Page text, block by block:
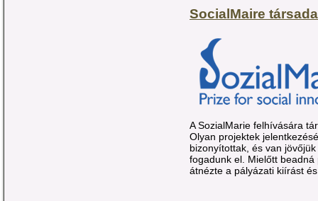
SocialMaire
A SozialMarie felhívására
Olyan projektek
bizonyítottak, és van
fogadunk el. Mielőtt
átnézte a pályázati kiírást